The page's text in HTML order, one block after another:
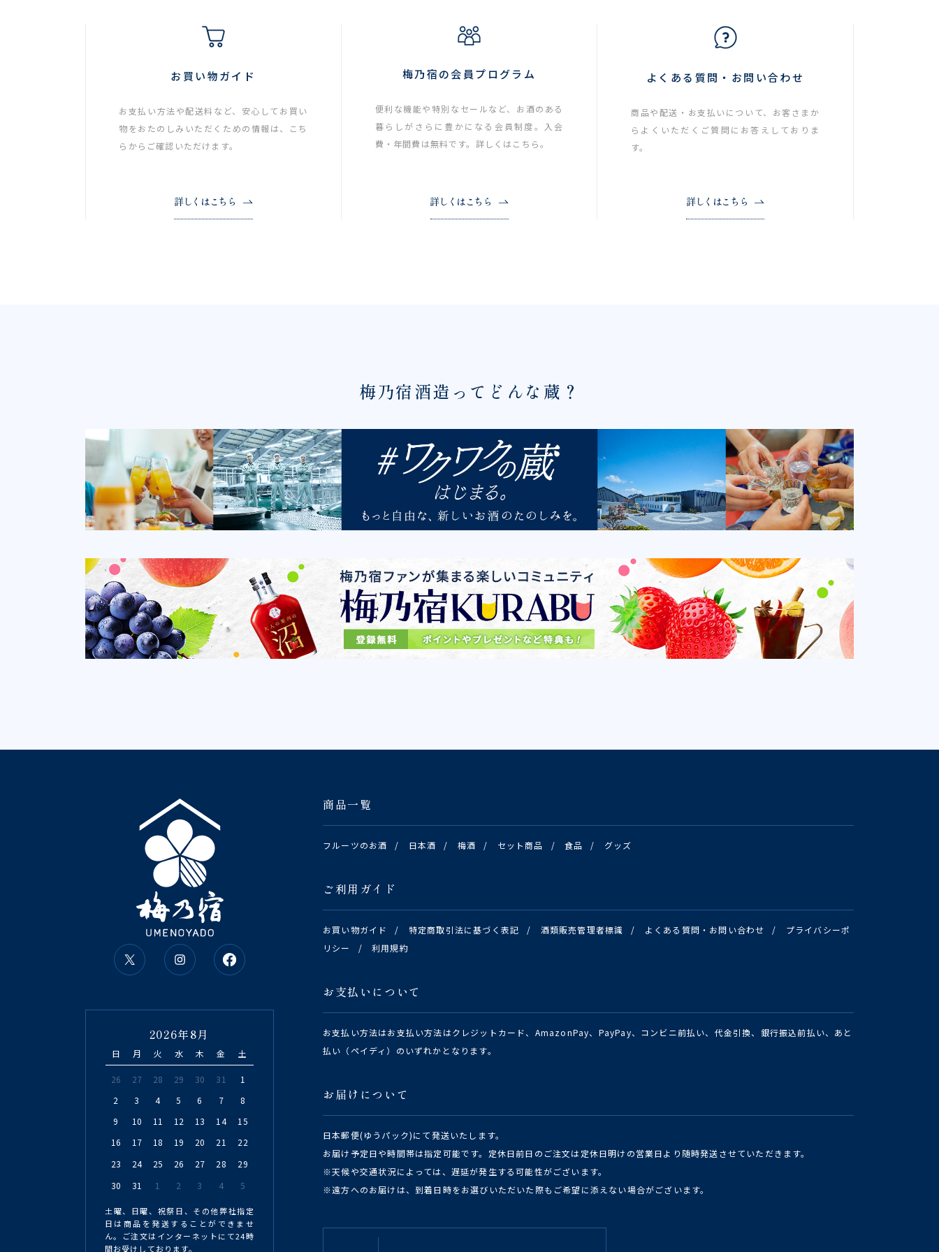
お買い物ガイド
お支払い方法や配送料など、安心してお買い
物をおたのしみいただくための情報は、こち
らからご確認いただけます。
詳しくはこちら
梅乃宿の会員プログラム
便利な機能や特別なセールなど、お酒のある
暮らしがさらに豊かになる会員制度。入会
費・年間費は無料です。詳しくはこちら。
詳しくはこちら
よくある質問・お問い合わせ
商品や配送・お支払いについて、お客さまか
らよくいただくご質問にお答えしておりま
す。
詳しくはこちら
梅乃宿酒造ってどんな蔵？
商品一覧
フルーツのお酒 / 日本酒 / 梅酒 / セット商品 / 食品 / グッズ
ご利用ガイド
お買い物ガイド / 特定商取引法に基づく表記 / 酒類販売管理者標識 / よくある質問・お問い合わせ /
プライバシーポ
リシー
/ 利用規約
お支払いについて
お支払い方法はお支払い方法はクレジットカード、AmazonPay、PayPay、コンビニ前払い、代金引換、銀行振込前払い、あと
払い（ペイディ）のいずれかとなります。
お届けについて
日本郵便(ゆうパック)にて発送いたします。
お届け予定日や時間帯は指定可能です。定休日前日のご注文は定休日明けの営業日より随時発送させていただきます。
※天候や交通状況によっては、遅延が発生する可能性がございます。
※遠方へのお届けは、到着日時をお選びいただいた際もご希望に添えない場合がございます。
2026年8月
日 月 火 水 木 金 土
26 27 28 29 30 31
1
2
3 4 5 6 7
8
9
10 11 12 13 14
15
16
17 18 19 20 21
22
23
24 25 26 27 28
29
30
31 1 2 3 4 5
土曜、日曜、祝祭日、その他弊社指定
日は商品を発送することができませ
ん。ご注文はインターネットにて24時
間お受けしております。